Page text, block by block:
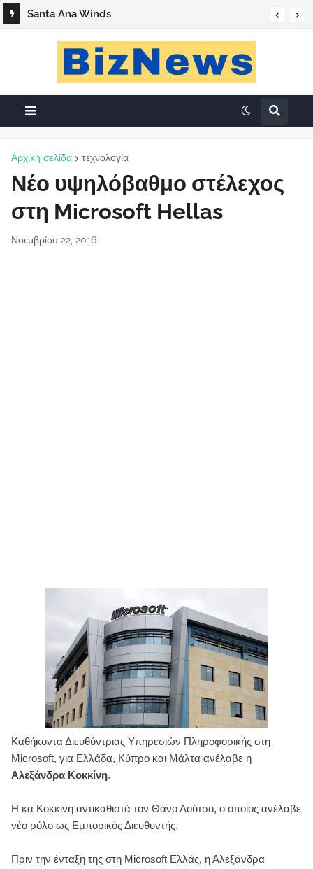
Santa Ana Winds
Αρχική σελίδα τεχνολογία
Νέο υψηλόβαθμο στέλεχος
στη Microsoft Hellas
Νοεμβρίου 22, 2016
Καθήκοντα Διευθύντριας Υπηρεσιών Πληροφορικής στη
Microsoft, για Ελλάδα, Κύπρο και Μάλτα ανέλαβε η
Αλεξάνδρα Κοκκίνη.
Η κα Κοκκίνη αντικαθιστά τον Θάνο Λούτσο, ο οποίος ανέλαβε
νέο ρόλο ως Εμπορικός Διευθυντής.
Πριν την ένταξη της στη Microsoft Ελλάς, η Αλεξάνδρα